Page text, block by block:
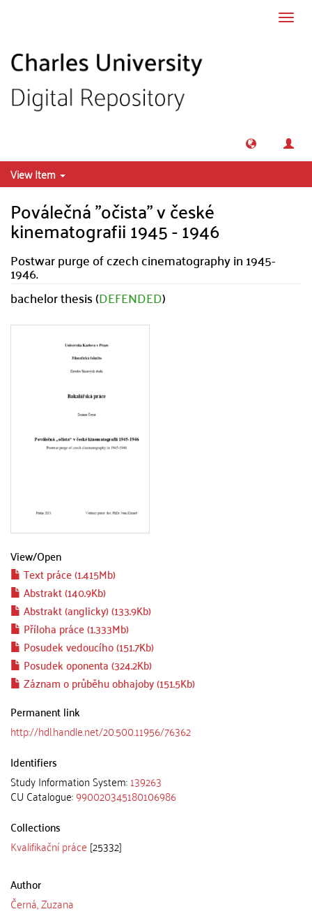
View Item
Poválečná "očista" v české
kinematografii 1945 - 1946
Postwar purge of czech cinematography in 1945-
1946.
bachelor thesis (DEFENDED)
View/Open
Text práce (1.415Mb)
Abstrakt (140.9Kb)
Abstrakt (anglicky) (133.9Kb)
Příloha práce (1.333Mb)
Posudek vedoucího (151.7Kb)
Posudek oponenta (324.2Kb)
Záznam o průběhu obhajoby (151.5Kb)
Permanent link
http://hdl.handle.net/20.500.11956/76362
Identifiers
Study Information System:139263
CU Catalogue:990020345180106986
Collections
Kvalifikační práce [25332]
Author
Černá, Zuzana